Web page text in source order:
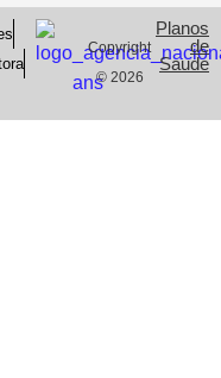
Copyright
© 2026
Planos
de
Saude